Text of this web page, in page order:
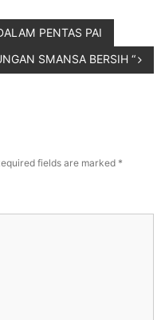
PENTAS PAI
SMANSA BERSIH “
fields are marked *